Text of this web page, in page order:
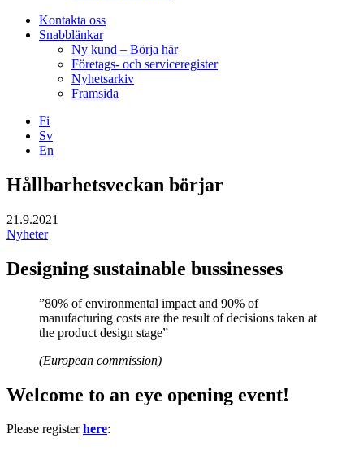
Kontakta oss
Snabblänkar
Ny kund – Börja här
Företags- och serviceregister
Nyhetsarkiv
Framsida
Fi
Sv
En
Facebook
Instagram
LinkedIN
YouTube
Hållbarhetsveckan börjar
21.9.2021
Nyheter
Designing sustainable bussinesses
”80% of environmental impact and 90% of
manufacturing costs are the result of decisions taken at
the product design stage”
(European commission)
Welcome to an eye opening event!
Please registerhere: